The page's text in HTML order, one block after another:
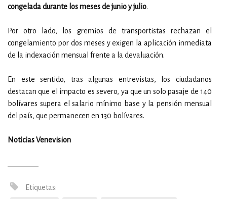
congelada durante los meses de junio y julio.
Por otro lado, los gremios de transportistas rechazan el
congelamiento por dos meses y exigen la aplicación inmediata
de la indexación mensual frente a la devaluación.
En este sentido, tras algunas entrevistas, los ciudadanos
destacan que el impacto es severo, ya que un solo pasaje de 140
bolívares supera el salario mínimo base y la pensión mensual
del país, que permanecen en 130 bolívares.
Noticias Venevision
Etiquetas: